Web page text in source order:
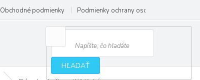
Obchodné podmienky Podmienky ochrany osobných údajov
HĽADAŤ